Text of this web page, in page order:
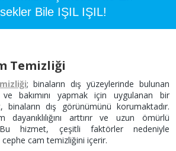
Bile IŞIL IŞIL!
Temizliği
; binaların dış yüzeylerinde bulunan
bakımını yapmak için uygulanan bir
dış görünümünü korumaktadır.
arttırır ve uzun ömürlü
Bu hizmet, çeşitli faktörler nedeniyle
cephe cam temizliğini içerir.